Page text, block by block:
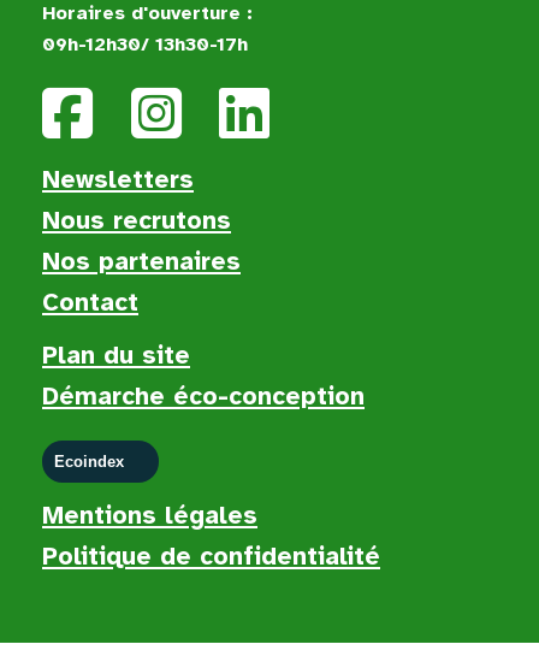
Horaires d'ouverture :
09h-12h30/ 13h30-17h
Newsletters
Nous recrutons
Nos partenaires
Contact
Plan du site
Démarche éco-conception
Ecoindex
Mentions légales
Politique de confidentialité